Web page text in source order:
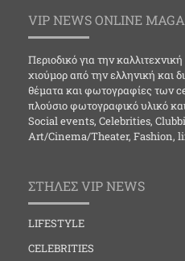
VIP NEWS ONLINE
Περιοδικό για την
χιούμορ από την ελληνική και
θέματα και φωτογραφίες των
πλούσιο φωτογραφικό υλικό
Social events, Celebrities,
Art/Cinema/Theater, Fashion,
ΣΤΗΛΕΣ VIP NEWS
LIFESTYLE
CELEBRITIES